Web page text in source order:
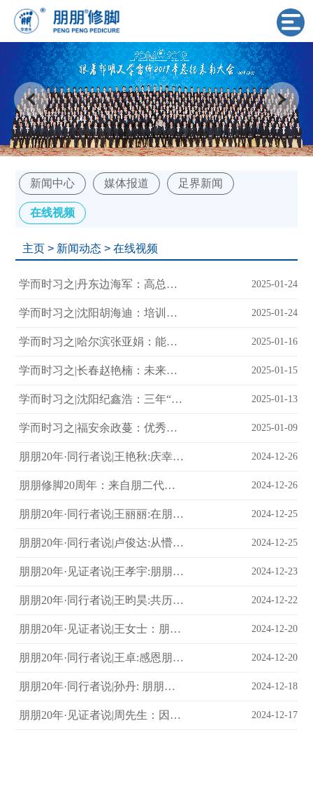
新闻中心 媒体报道 足界新闻
在线视频
主页 > 新闻动态 >在线视频
学而时习之|丹东边海军：高总和冯总点亮了我前程的心灯 2025-01-24
学而时习之|沈阳胡海迪：培训结束了，但学习永不停歇 2025-01-24
学而时习之|哈尔滨张亚娟：能力离不开勤奋的加持 2025-01-16
学而时习之|长春赵艳楠：未来要做个“增上”的员工 2025-01-15
学而时习之|沈阳纪鑫浩：三年“痛的领悟”，今朝全力以赴！ 2025-01-13
学而时习之|福安余政蔓：优秀的人一定是自律的人 2025-01-09
朋朋20年·同行者说|王艳秋:庆幸自己选择朋朋！ 2024-12-26
朋朋修脚20周年：来自朋二代的真挚祝福 2024-12-26
朋朋20年·同行者说|王丽丽:在朋朋的日子，满是感慨与温暖 2024-12-25
朋朋20年·同行者说|卢俊达:从懵懂少年到独当一面，朋朋见证我一路成长 2024-12-25
朋朋20年·见证者说|王孝宇:朋朋修脚二十载，用专注凝聚专业高度！ 2024-12-23
朋朋20年·同行者说|王昀昊:共历风雨，见证成长！ 2024-12-22
朋朋20年·见证者说|王女士：朋朋贴心的服务总是让人心里暖乎乎的！ 2024-12-20
朋朋20年·同行者说|王卓:感恩朋朋，很荣幸成为其中一员！ 2024-12-20
朋朋20年·同行者说|孙丹: 朋朋照亮了我前行的道路 2024-12-18
朋朋20年·见证者说|周先生：因为朋朋的专业而成为回头客 2024-12-17